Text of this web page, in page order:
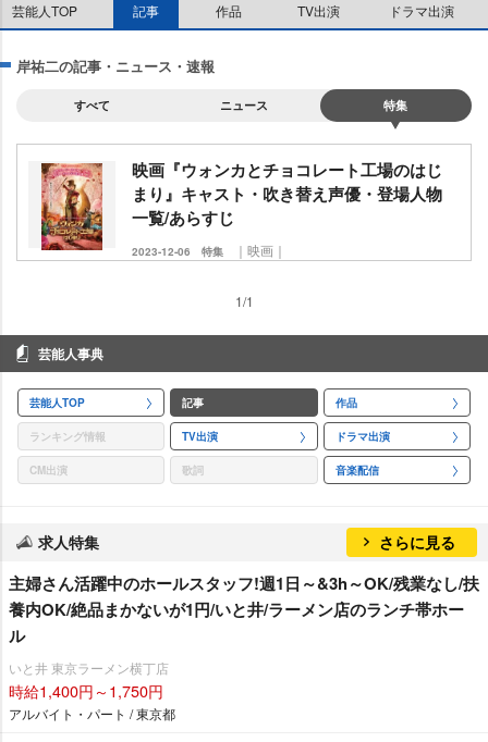
芸能人TOP 記事 作品 TV出演 ドラマ出演
岸祐二の記事・ニュース・速報
すべて ニュース 特集
映画『ウォンカとチョコレート工場のはじ
まり』キャスト・吹き替え声優・登場人物
一覧/あらすじ
2023-12-06 特集 ｜映画｜
1/1
芸能人事典
芸能人TOP 記事 作品
ランキング情報 TV出演 ドラマ出演
CM出演 歌詞 音楽配信
求人特集 さらに見る
主婦さん活躍中のホールスタッフ!週1日～&3h～OK/残業なし/扶
養内OK/絶品まかないが1円/いと井/ラーメン店のランチ帯ホー
ル
いと井 東京ラーメン横丁店
時給1,400円～1,750円
アルバイト・パート / 東京都